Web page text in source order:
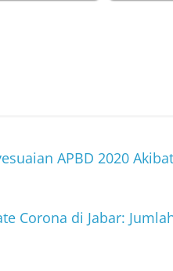
APBD 2020
Corona di Jabar: